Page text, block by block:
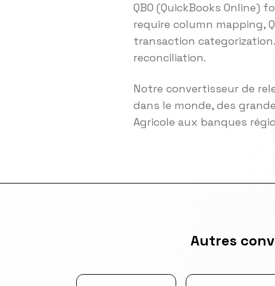
QBO (QuickBooks
require column mapping,
transaction
reconciliation.
Notre convertisseur de
dans le monde, des
Agricole aux banques
Autres